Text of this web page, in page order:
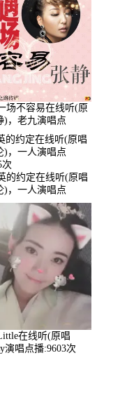
场不容易在线听(原
)，老九演唱点
次
的约定在线听(原唱
)，一人演唱点
次
在线听(原唱
演唱点播:9603次